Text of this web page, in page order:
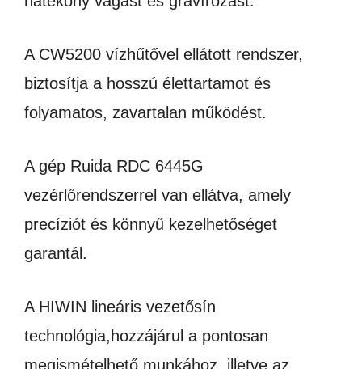
A CW5200 vízhűtővel ellátott rendszer,
biztosítja a hosszú élettartamot és
folyamatos, zavartalan működést.
A gép Ruida RDC 6445G
vezérlőrendszerrel van ellátva, amely
precíziót és könnyű kezelhetőséget
garantál.
A HIWIN lineáris vezetősín
technológia,hozzájárul a pontosan
megismételhető munkához, illetve az